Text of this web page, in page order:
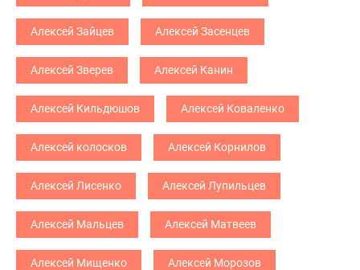
Алексей Зайцев Алексей Засенцев
Алексей Зверев Алексей Канин
Алексей Кильдюшов Алексей Коваленко
Алексей колосков Алексей Корнилов
Алексей Лисенко Алексей Лупильцев
Алексей Мальцев Алексей Матвеев
Алексей Мищенко Алексей Морозов